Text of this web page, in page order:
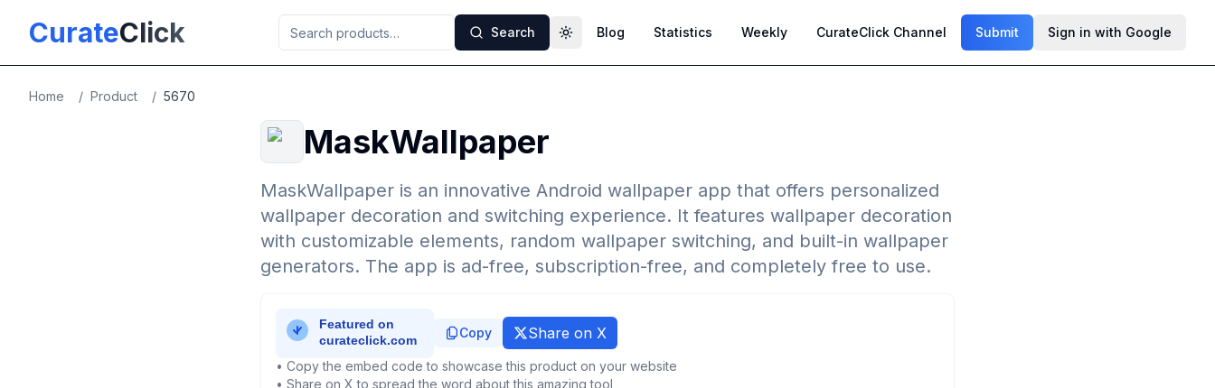
CurateClick Search Toggle theme
Blog Statistics Weekly CurateClick Channel Submit Sign in with Google
Home / Product / 5670
MaskWallpaper
MaskWallpaper is an innovative Android wallpaper app that offers personalized
wallpaper decoration and switching experience. It features wallpaper decoration
with customizable elements, random wallpaper switching, and built-in wallpaper
generators. The app is ad-free, subscription-free, and completely free to use.
Copy Share on X
• Copy the embed code to showcase this product on your website
• Share on X to spread the word about this amazing tool